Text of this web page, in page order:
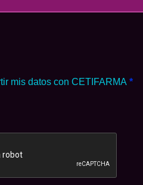
mis datos con CETIFARMA *